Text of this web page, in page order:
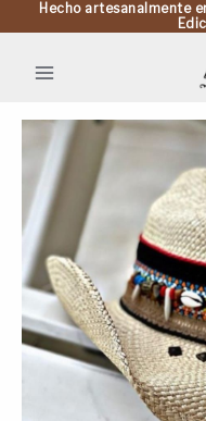
Hecho artesanalmente
Sombrero
Cowboy
para
mujer
decorado
cantidad